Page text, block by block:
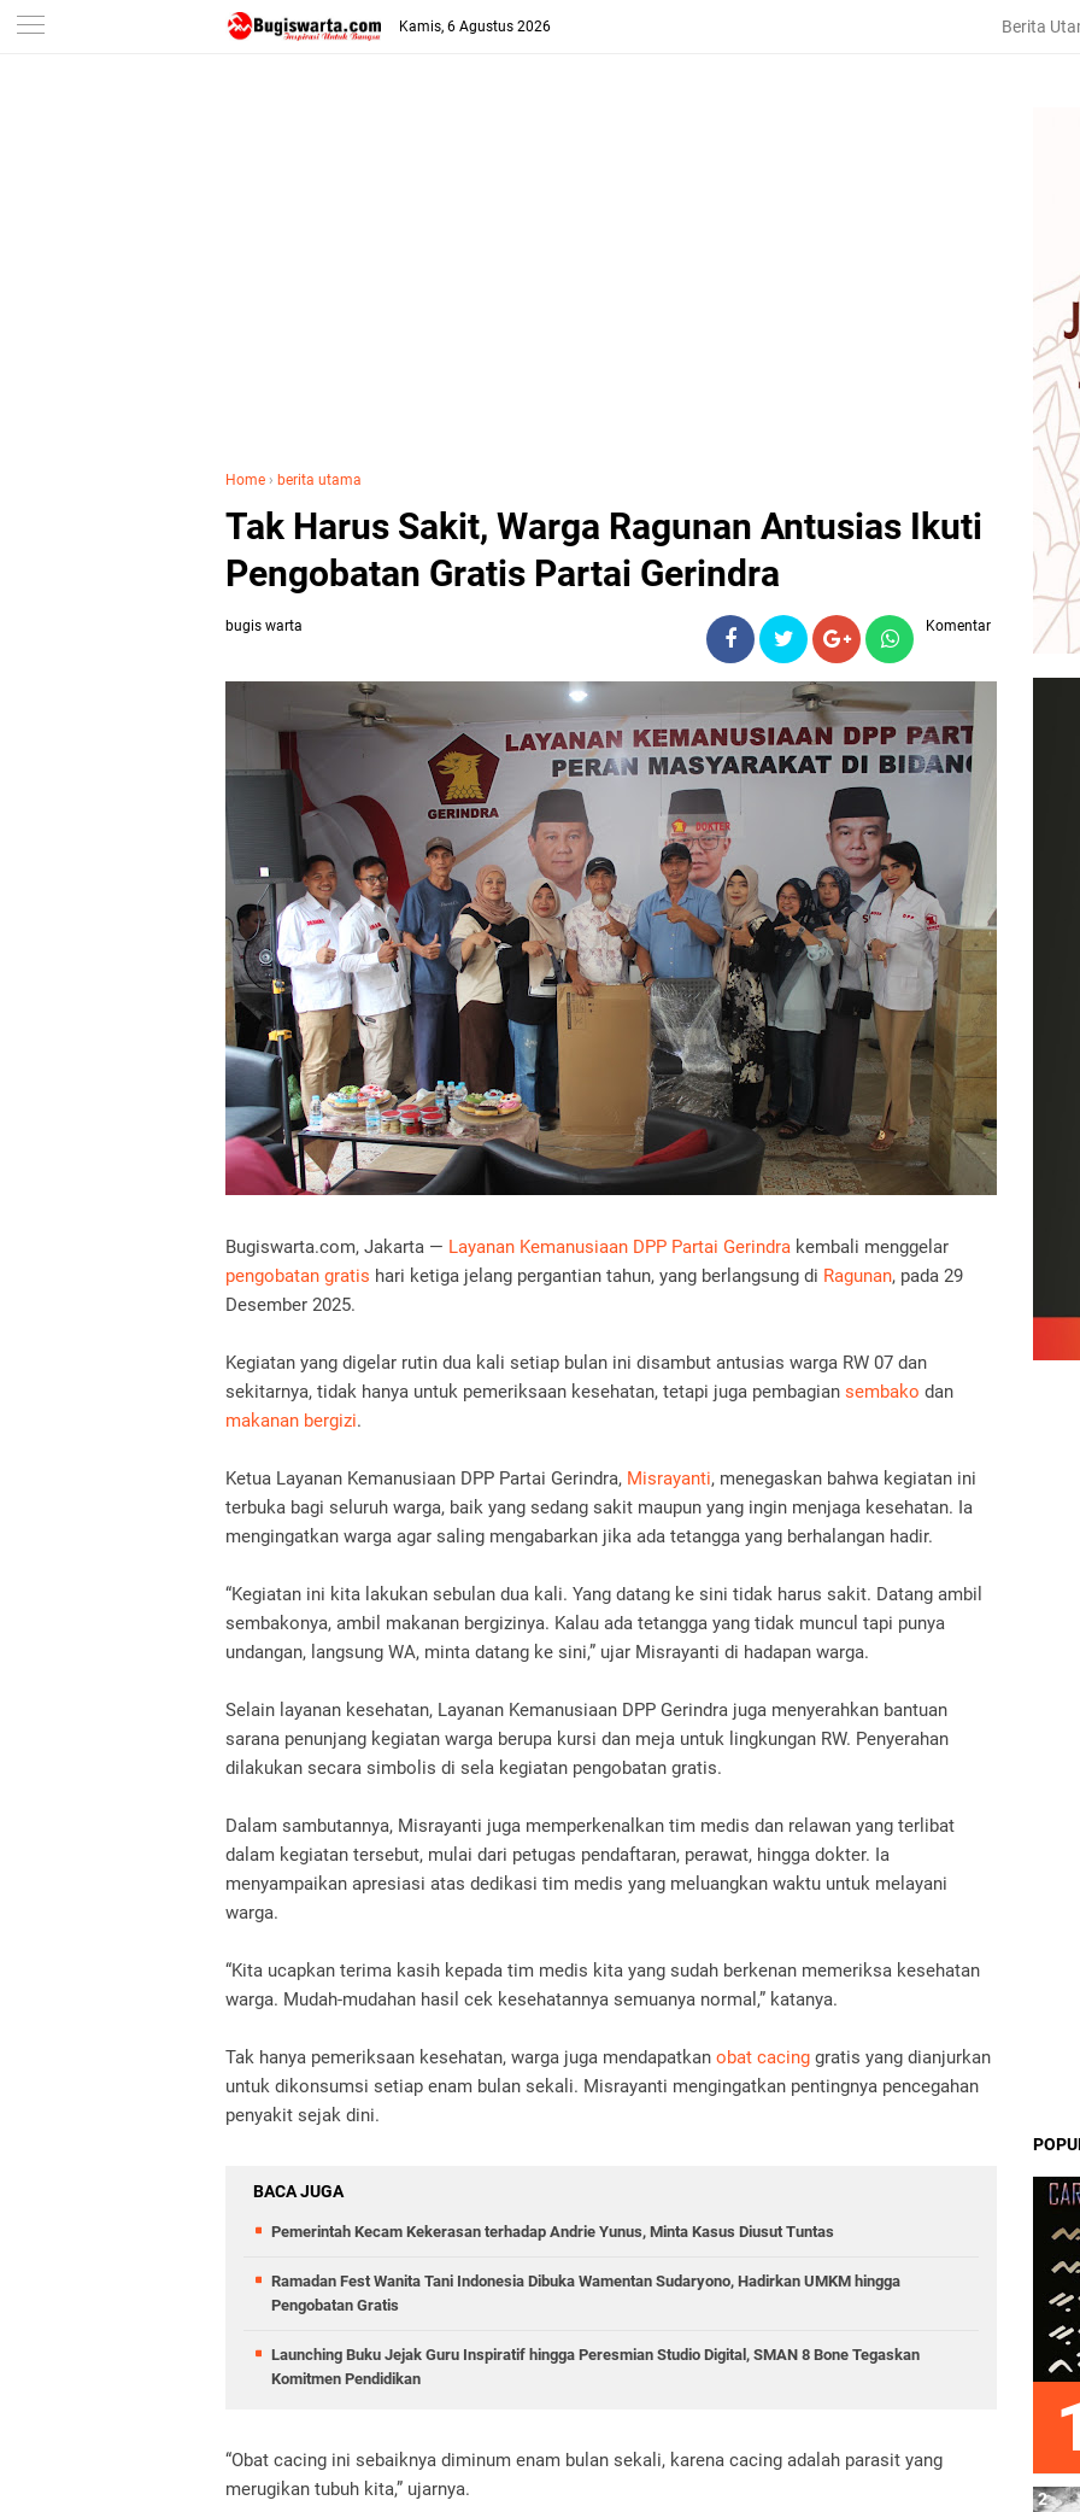
-->
Kamis, 6 Agustus 2026 Berita
Home › berita utama
Tak Harus Sakit, Warga Ragunan Antusias Ikuti
Pengobatan Gratis Partai Gerindra
bugis warta Komentar
Bugiswarta.com, Jakarta — Layanan Kemanusiaan DPP Partai Gerindra kembali menggelar
pengobatan gratis hari ketiga jelang pergantian tahun, yang berlangsung di Ragunan, pada 29
Desember 2025.
Kegiatan yang digelar rutin dua kali setiap bulan ini disambut antusias warga RW 07 dan
sekitarnya, tidak hanya untuk pemeriksaan kesehatan, tetapi juga pembagian sembako dan
makanan bergizi.
Ketua Layanan Kemanusiaan DPP Partai Gerindra, Misrayanti, menegaskan bahwa kegiatan ini
terbuka bagi seluruh warga, baik yang sedang sakit maupun yang ingin menjaga kesehatan. Ia
mengingatkan warga agar saling mengabarkan jika ada tetangga yang berhalangan hadir.
“Kegiatan ini kita lakukan sebulan dua kali. Yang datang ke sini tidak harus sakit. Datang ambil
sembakonya, ambil makanan bergizinya. Kalau ada tetangga yang tidak muncul tapi punya
undangan, langsung WA, minta datang ke sini,” ujar Misrayanti di hadapan warga.
Selain layanan kesehatan, Layanan Kemanusiaan DPP Gerindra juga menyerahkan bantuan
sarana penunjang kegiatan warga berupa kursi dan meja untuk lingkungan RW. Penyerahan
dilakukan secara simbolis di sela kegiatan pengobatan gratis.
Dalam sambutannya, Misrayanti juga memperkenalkan tim medis dan relawan yang terlibat
dalam kegiatan tersebut, mulai dari petugas pendaftaran, perawat, hingga dokter. Ia
menyampaikan apresiasi atas dedikasi tim medis yang meluangkan waktu untuk melayani
warga.
“Kita ucapkan terima kasih kepada tim medis kita yang sudah berkenan memeriksa kesehatan
warga. Mudah-mudahan hasil cek kesehatannya semuanya normal,” katanya.
Tak hanya pemeriksaan kesehatan, warga juga mendapatkan obat cacing gratis yang dianjurkan
untuk dikonsumsi setiap enam bulan sekali. Misrayanti mengingatkan pentingnya pencegahan
penyakit sejak dini.
BACA JUGA
Pemerintah Kecam Kekerasan terhadap Andrie Yunus, Minta Kasus Diusut Tuntas
Ramadan Fest Wanita Tani Indonesia Dibuka Wamentan Sudaryono, Hadirkan UMKM hingga
Pengobatan Gratis
Launching Buku Jejak Guru Inspiratif hingga Peresmian Studio Digital, SMAN 8 Bone Tegaskan
Komitmen Pendidikan
“Obat cacing ini sebaiknya diminum enam bulan sekali, karena cacing adalah parasit yang
merugikan tubuh kita,” ujarnya.